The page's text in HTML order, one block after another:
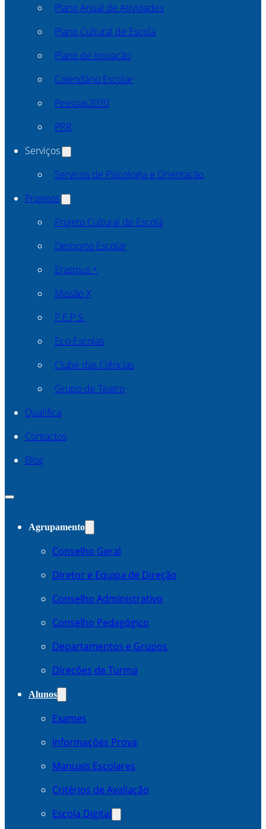
Plano Anual de Atividades
Plano Cultural de Escola
Plano de Inovação
Calendário Escolar
Pessoas2030
PRR
Serviços
Serviços de Psicologia e Orientação
Projetos
Projeto Cultural de Escola
Desporto Escolar
Erasmus +
Missão X
P.E.P.S.
Eco-Escolas
Clube das Ciências
Grupo de Teatro
Qualifica
Contactos
Blog
Agrupamento
Conselho Geral
Diretor e Equipa de Direção
Conselho Administrativo
Conselho Pedagógico
Departamentos e Grupos
Direcões de Turma
Alunos
Exames
Informações Prova
Manuais Escolares
Critérios de Avaliação
Escola Digital